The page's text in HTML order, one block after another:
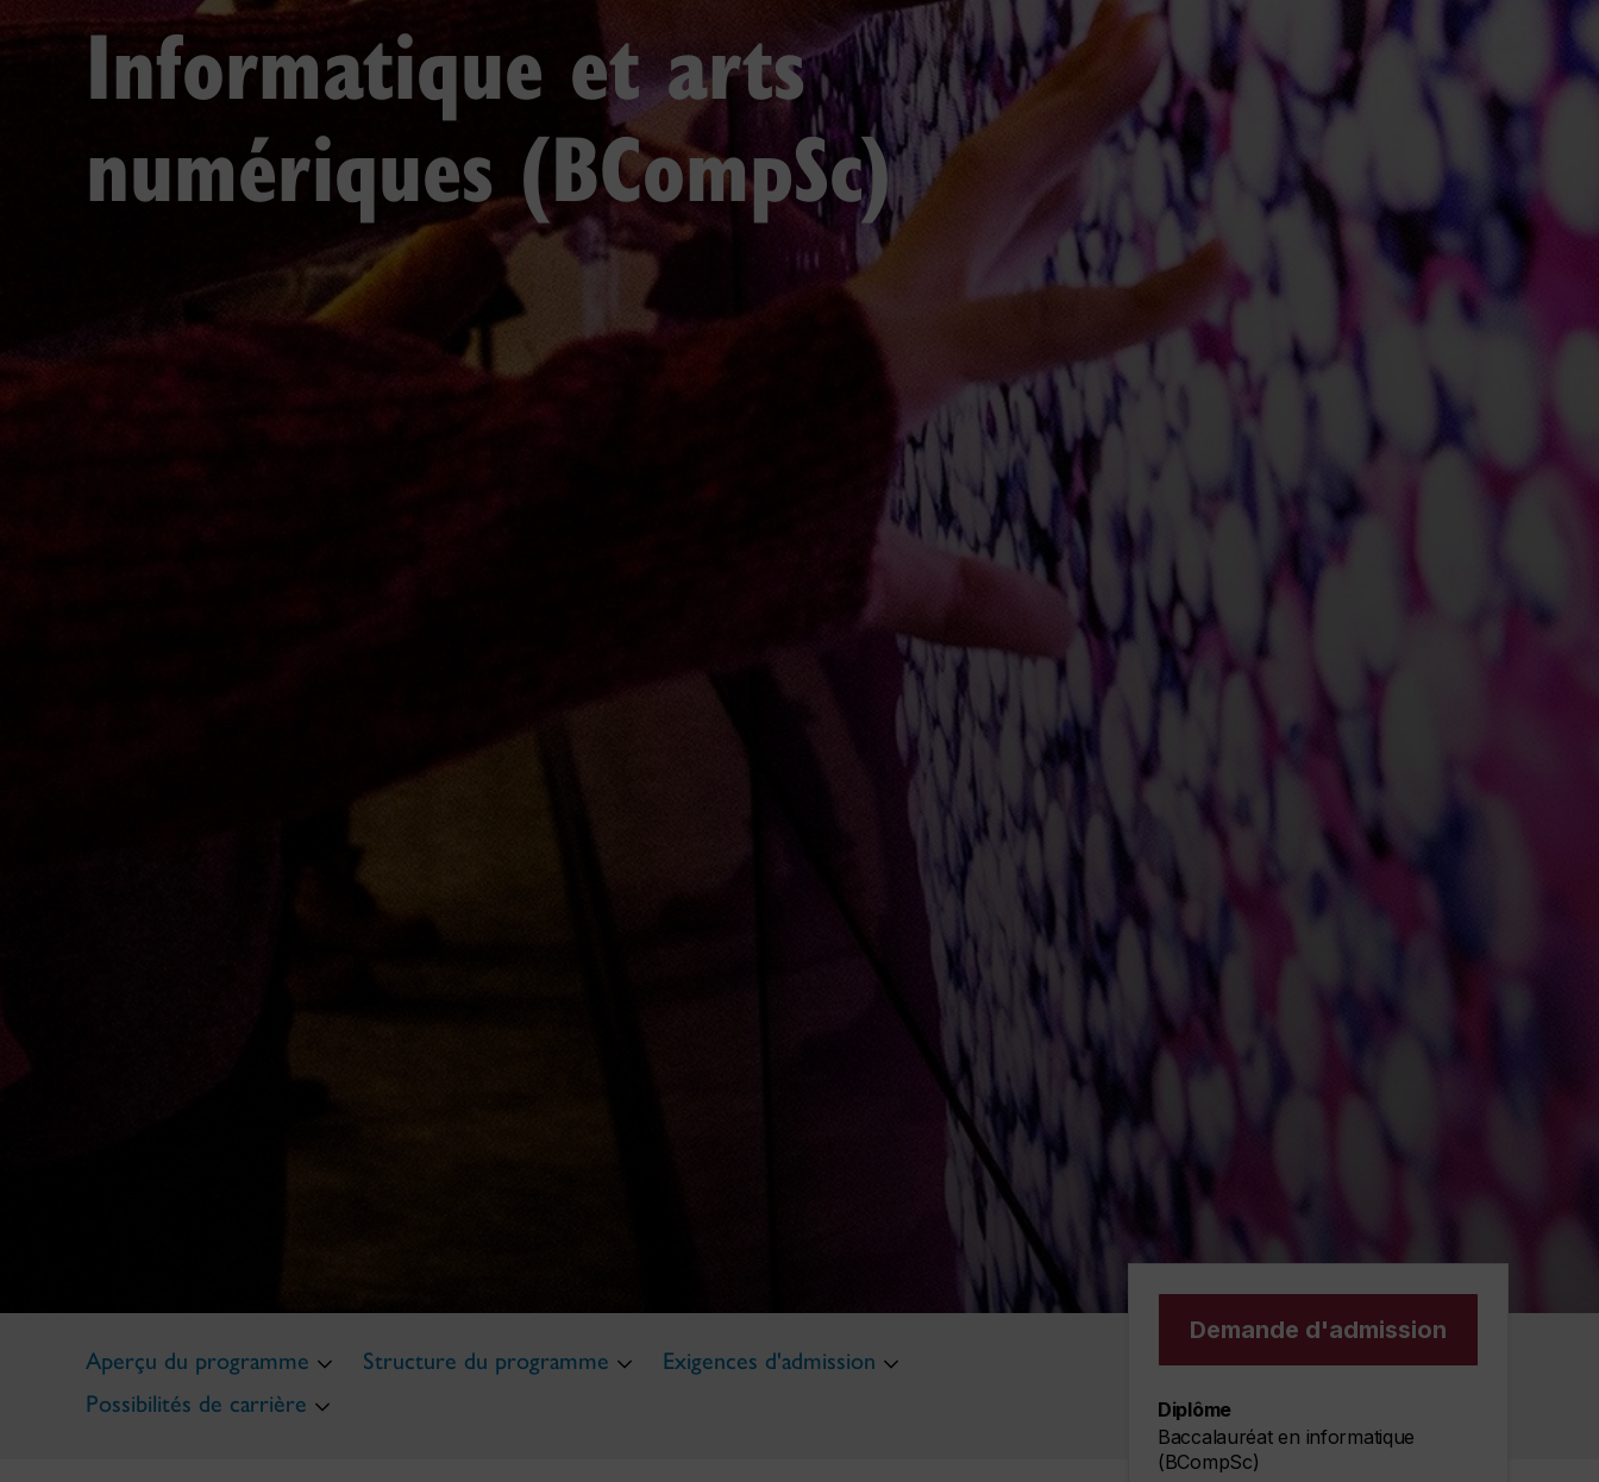
Informatique et arts
numériques (BCompSc)
Demande d'admission
Diplôme
Baccalauréat en informatique
(BCompSc)
Aperçu du programme Structure du programme
Exigences d'admission
Possibilités de carrière